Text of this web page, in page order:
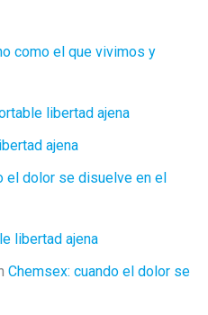
como el que vivimos y
libertad ajena
ajena
el dolor se disuelve en el
libertad ajena
Chemsex: cuando el dolor se